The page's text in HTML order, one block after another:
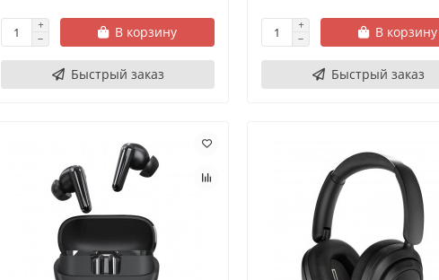
В корзину
Быстрый заказ
В корзину
Быстрый заказ